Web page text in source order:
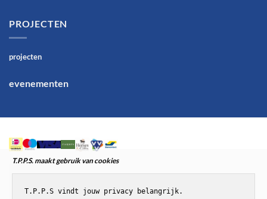
PROJECTEN
projecten
evenementen
T.P.P.S. maakt gebruik van cookies
T.P.P.S vindt jouw privacy belangrijk.